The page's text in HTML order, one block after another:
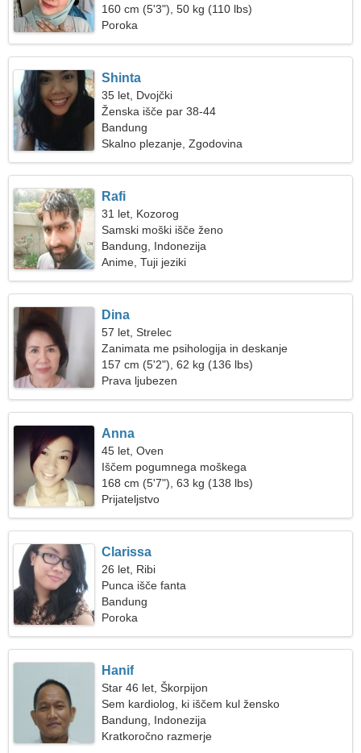
160 cm (5'3"), 50 kg (110 lbs)
Poroka
Shinta
35 let, Dvojčki
Ženska išče par 38-44
Bandung
Skalno plezanje, Zgodovina
Rafi
31 let, Kozorog
Samski moški išče ženo
Bandung, Indonezija
Anime, Tuji jeziki
Dina
57 let, Strelec
Zanimata me psihologija in deskanje
157 cm (5'2"), 62 kg (136 lbs)
Prava ljubezen
Anna
45 let, Oven
Iščem pogumnega moškega
168 cm (5'7"), 63 kg (138 lbs)
Prijateljstvo
Clarissa
26 let, Ribi
Punca išče fanta
Bandung
Poroka
Hanif
Star 46 let, Škorpijon
Sem kardiolog, ki iščem kul žensko
Bandung, Indonezija
Kratkoročno razmerje